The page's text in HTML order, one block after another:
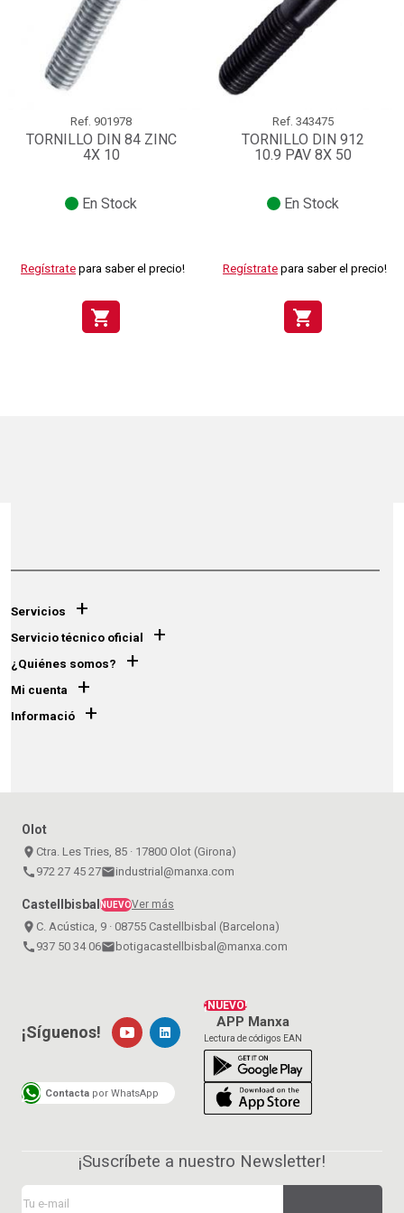
Ref. 901978
TORNILLO DIN 84 ZINC
4X 10
En Stock
Regístrate para saber el precio!
shopping_cart
Ref. 343475
TORNILLO DIN 912
10.9 PAV 8X 50
En Stock
Regístrate para saber el precio!
shopping_cart
Servicios +
Servicio técnico oficial +
¿Quiénes somos? +
Mi cuenta +
Informació +
Olot
place Ctra. Les Tries, 85 · 17800 Olot (Girona)
call 972 27 45 27emailindustrial@manxa.com
CastellbisbalNUEVOVer más
place C. Acústica, 9 · 08755 Castellbisbal (Barcelona)
call 937 50 34 06emailbotigacastellbisbal@manxa.com
¡NUEVO!
APP Manxa
Lectura de códigos EAN
¡Síguenos!
Contacta por WhatsApp
¡Suscríbete a nuestro Newsletter!